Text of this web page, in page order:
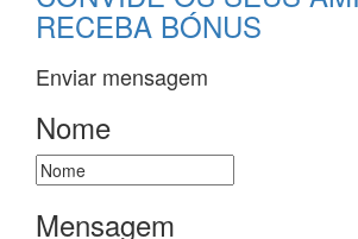
RECEBA BÓNUS
Enviar mensagem
Nome
Mensagem